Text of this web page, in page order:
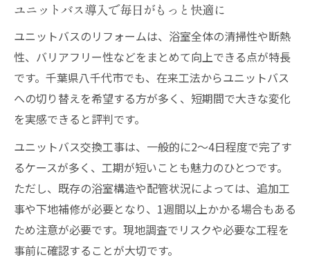
八千代市の補助金を使って賢く再生
リフォームで活用できる補助金の種類
補助金申請時の注意点と手続きの流れ
給湯器交換時に使える支援制度を解説
費用負担を減らすリフォーム計画のコツ
暮らしを変えるリフォームの進め方ガイド
初めてのリフォーム計画で意識すべき点
リフォーム見積もり比較で得する方法
業者選びで失敗しないポイントを解説
工事中の暮らしを守るための実践術
ユニットバス導入で毎日がもっと快適に
ユニットバスのリフォームは、浴室全体の清掃性や断熱
性、バリアフリー性などをまとめて向上できる点が特長
です。千葉県八千代市でも、在来工法からユニットバス
への切り替えを希望する方が多く、短期間で大きな変化
を実感できると評判です。
ユニットバス交換工事は、一般的に2～4日程度で完了す
るケースが多く、工期が短いことも魅力のひとつです。
ただし、既存の浴室構造や配管状況によっては、追加工
事や下地補修が必要となり、1週間以上かかる場合もある
ため注意が必要です。現地調査でリスクや必要な工程を
事前に確認することが大切です。